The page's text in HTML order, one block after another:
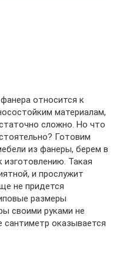
относится к
материалам,
сложно. Но что
Готовим
из фанеры, берем в
изготовлению. Такая
и прослужит
не придется
размеры
своими руками не
оказывается